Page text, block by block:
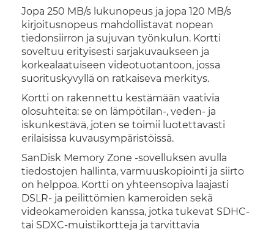
Jopa 250 MB/s lukunopeus ja jopa 120 MB/s
kirjoitusnopeus mahdollistavat nopean
tiedonsiirron ja sujuvan työnkulun. Kortti
soveltuu erityisesti sarjakuvaukseen ja
korkealaatuiseen videotuotantoon, jossa
suorituskyvyllä on ratkaiseva merkitys.
Kortti on rakennettu kestämään vaativia
olosuhteita: se on lämpötilan-, veden- ja
iskunkestävä, joten se toimii luotettavasti
erilaisissa kuvausympäristöissä.
SanDisk Memory Zone -sovelluksen avulla
tiedostojen hallinta, varmuuskopiointi ja siirto
on helppoa. Kortti on yhteensopiva laajasti
DSLR- ja peilittömien kameroiden sekä
videokameroiden kanssa, jotka tukevat SDHC-
tai SDXC-muistikortteja ja tarvittavia